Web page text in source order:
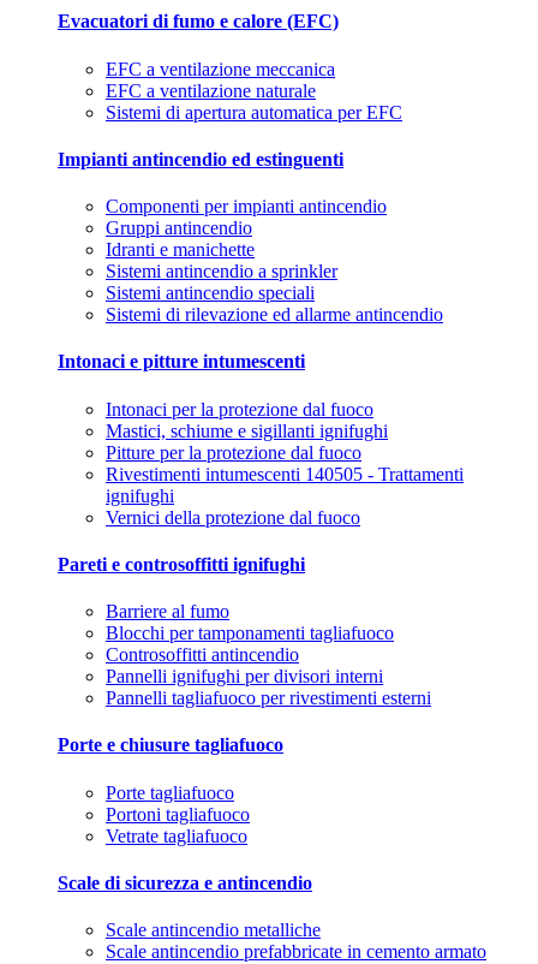
Evacuatori di fumo e calore (EFC)
EFC a ventilazione meccanica
EFC a ventilazione naturale
Sistemi di apertura automatica per EFC
Impianti antincendio ed estinguenti
Componenti per impianti antincendio
Gruppi antincendio
Idranti e manichette
Sistemi antincendio a sprinkler
Sistemi antincendio speciali
Sistemi di rilevazione ed allarme antincendio
Intonaci e pitture intumescenti
Intonaci per la protezione dal fuoco
Mastici, schiume e sigillanti ignifughi
Pitture per la protezione dal fuoco
Rivestimenti intumescenti 140505 - Trattamenti
ignifughi
Vernici della protezione dal fuoco
Pareti e controsoffitti ignifughi
Barriere al fumo
Blocchi per tamponamenti tagliafuoco
Controsoffitti antincendio
Pannelli ignifughi per divisori interni
Pannelli tagliafuoco per rivestimenti esterni
Porte e chiusure tagliafuoco
Porte tagliafuoco
Portoni tagliafuoco
Vetrate tagliafuoco
Scale di sicurezza e antincendio
Scale antincendio metalliche
Scale antincendio prefabbricate in cemento armato